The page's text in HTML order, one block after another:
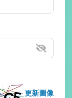
更新圖像